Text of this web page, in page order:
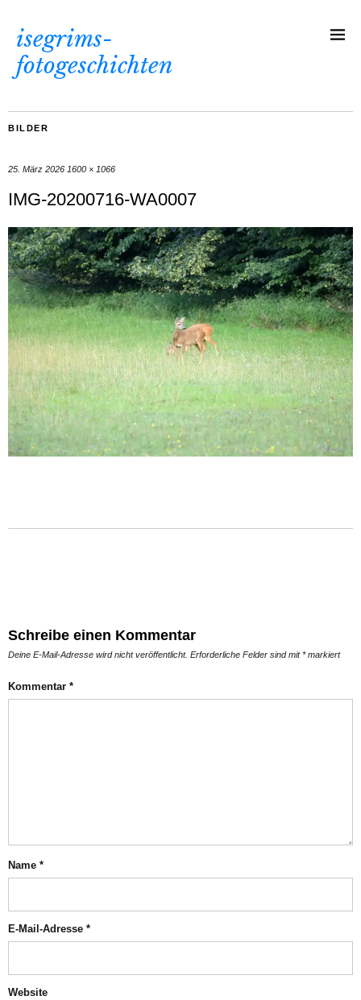
isegrims-
fotogeschichten
BILDER
25. März 2026 1600 × 1066
IMG-20200716-WA0007
Schreibe einen Kommentar
Deine E-Mail-Adresse wird nicht veröffentlicht. Erforderliche Felder sind mit*markiert
Kommentar *
Name *
E-Mail-Adresse *
Website